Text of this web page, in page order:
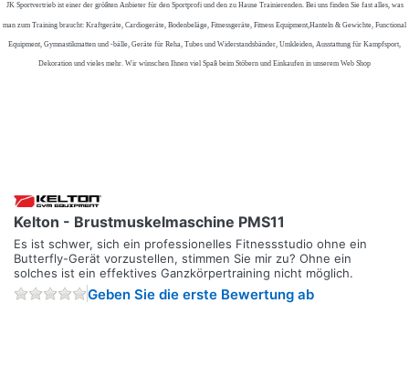
JK Sportvertrieb ist einer der größten Anbieter für den Sportprofi und den zu Hause Trainierenden. Bei uns finden Sie fast alles, was
man zum Training braucht: Kraftgeräte, Cardiogeräte, Bodenbeläge, Fitnessgeräte, Fitness Equipment,Hanteln & Gewichte, Functional
Equipment, Gymnastikmatten und -bälle, Geräte für Reha, Tubes und Widerstandsbänder, Umkleiden, Ausstattung für Kampfsport,
Dekoration und vieles mehr. Wir wünschen Ihnen viel Spaß beim Stöbern und Einkaufen in unserem Web Shop
Kelton - Brustmuskelmaschine PMS11
Es ist schwer, sich ein professionelles Fitnessstudio ohne ein
Butterfly-Gerät vorzustellen, stimmen Sie mir zu? Ohne ein
solches ist ein effektives Ganzkörpertraining nicht möglich.
Geben Sie die erste Bewertung ab